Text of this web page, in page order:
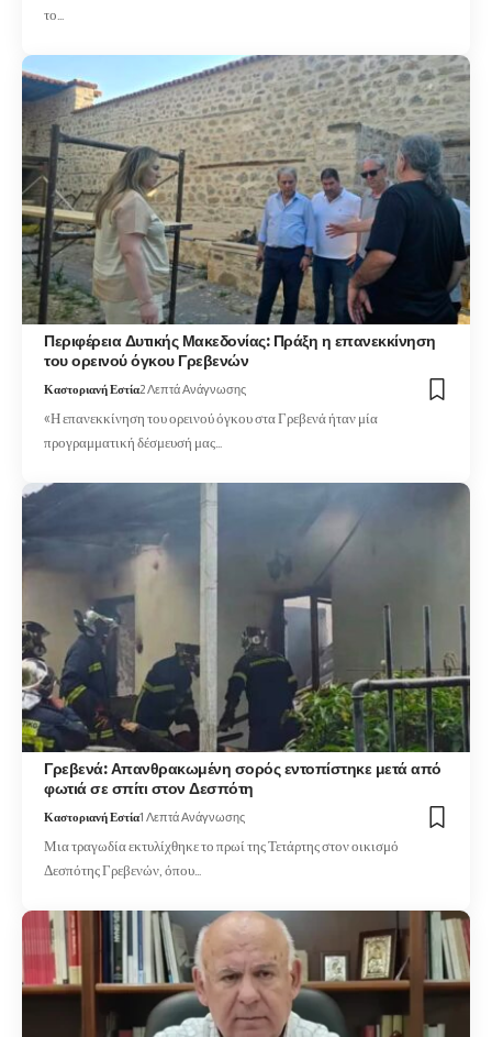
το…
Περιφέρεια Δυτικής Μακεδονίας: Πράξη η επανεκκίνηση
του ορεινού όγκου Γρεβενών
Καστοριανή Εστία2 Λεπτά Ανάγνωσης
«Η επανεκκίνηση του ορεινού όγκου στα Γρεβενά ήταν μία
προγραμματική δέσμευσή μας…
Γρεβενά: Απανθρακωμένη σορός εντοπίστηκε μετά από
φωτιά σε σπίτι στον Δεσπότη
Καστοριανή Εστία1 Λεπτά Ανάγνωσης
Μια τραγωδία εκτυλίχθηκε το πρωί της Τετάρτης στον οικισμό
Δεσπότης Γρεβενών, όπου…